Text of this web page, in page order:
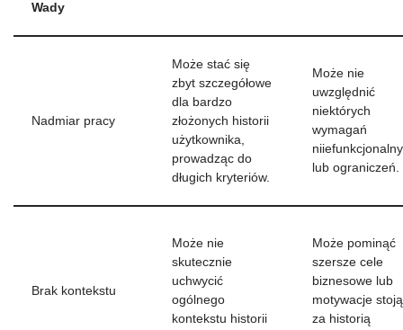
Wady
Nadmiar pracy
Może stać się
zbyt szczegółowe
dla bardzo
złożonych historii
użytkownika,
prowadząc do
długich kryteriów.
Może nie
uwzględnić
niektórych
wymagań
lub ograniczeń.
Brak kontekstu
Może nie
skutecznie
uchwycić
ogólnego
kontekstu historii
Może pominąć
szersze cele
biznesowe lub
motywacje
za historią